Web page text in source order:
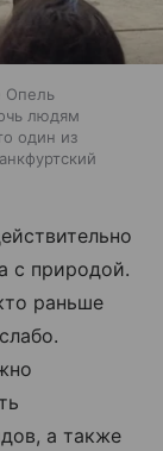
Опель
людям
один из
с природой.
раньше
а также